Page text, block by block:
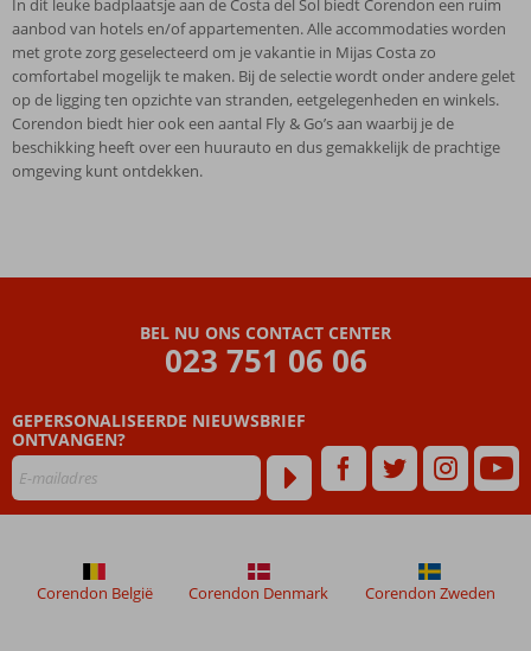
In dit leuke badplaatsje aan de Costa del Sol biedt Corendon een ruim
aanbod van hotels en/of appartementen. Alle accommodaties worden
met grote zorg geselecteerd om je vakantie in Mijas Costa zo
comfortabel mogelijk te maken. Bij de selectie wordt onder andere gelet
op de ligging ten opzichte van stranden, eetgelegenheden en winkels.
Corendon biedt hier ook een aantal Fly & Go’s aan waarbij je de
beschikking heeft over een huurauto en dus gemakkelijk de prachtige
omgeving kunt ontdekken.
BEL NU ONS CONTACT CENTER
023 751 06 06
GEPERSONALISEERDE NIEUWSBRIEF
ONTVANGEN?
Corendon België Corendon Denmark Corendon Zweden